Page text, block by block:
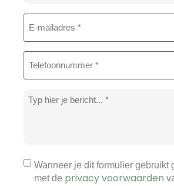
E-
mailadres
Telefoon
Toestemming
Wanneer je dit formulier gebruikt
met de privacy voorwaarden